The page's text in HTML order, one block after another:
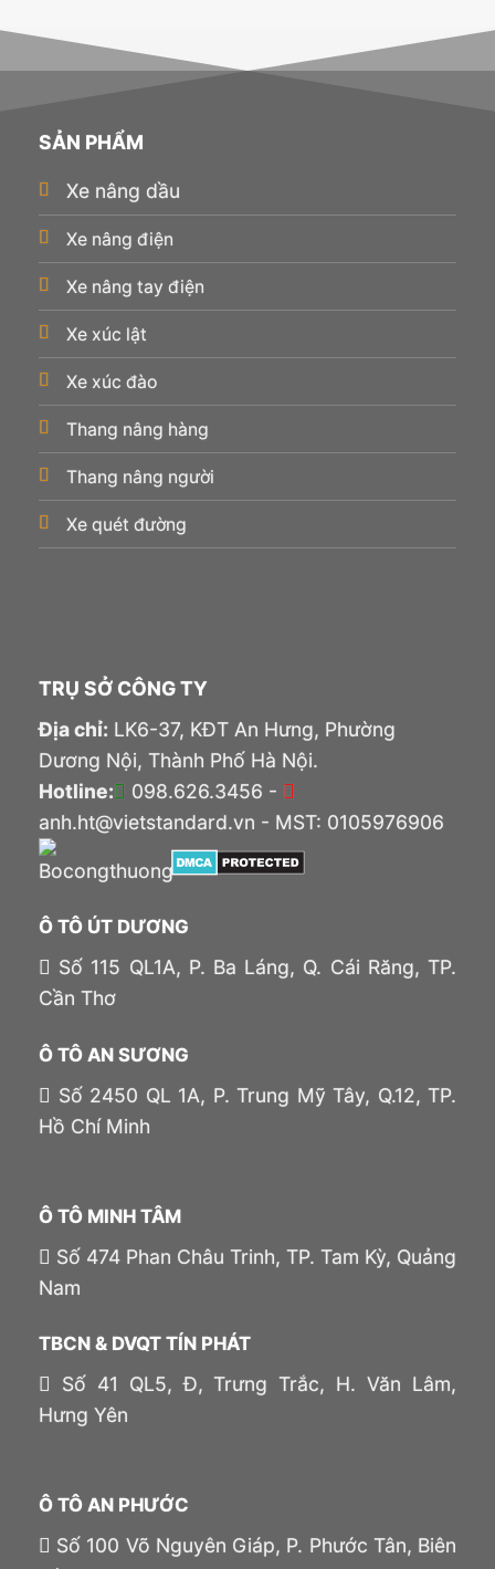
SẢN PHẨM
Xe nâng dầu
Xe nâng điện
Xe nâng tay điện
Xe xúc lật
Xe xúc đào
Thang nâng hàng
Thang nâng người
Xe quét đường
TRỤ SỞ CÔNG TY
Địa chỉ: LK6-37, KĐT An Hưng, Phường
Dương Nội, Thành Phố Hà Nội.
Hotline:
098.626.3456 -
anh.ht@vietstandard.vn - MST: 0105976906
Ô TÔ ÚT DƯƠNG
Số 115 QL1A, P. Ba Láng, Q. Cái Răng, TP.
Cần Thơ
Ô TÔ AN SƯƠNG
Số 2450 QL 1A, P. Trung Mỹ Tây, Q.12, TP.
Hồ Chí Minh
Ô TÔ MINH TÂM
Số 474 Phan Châu Trinh, TP. Tam Kỳ, Quảng
Nam
TBCN & DVQT TÍN PHÁT
Số 41 QL5, Đ, Trưng Trắc, H. Văn Lâm,
Hưng Yên
Ô TÔ AN PHƯỚC
Số 100 Võ Nguyên Giáp, P. Phước Tân, Biên